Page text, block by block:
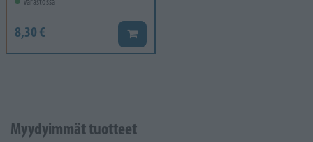
8,30 € Lisää koriin
Myydyimmät tuotteet